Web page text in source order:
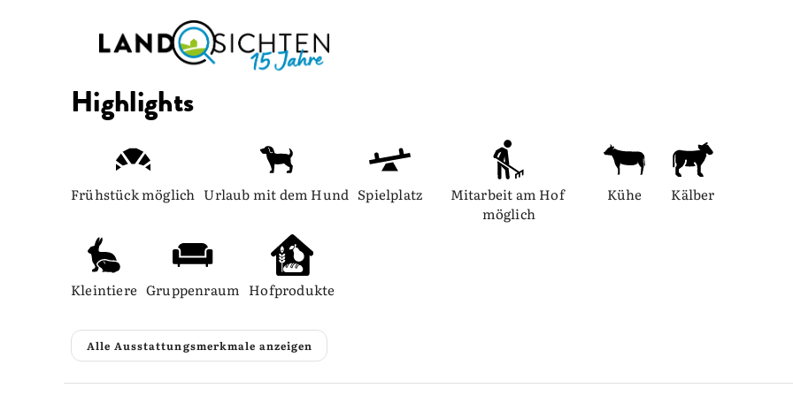
Highlights
Frühstück möglich Urlaub mit dem Hund Spielplatz
Mitarbeit am Hof
möglich
Kühe Kälber
Kleintiere Gruppenraum Hofprodukte
Alle Ausstattungsmerkmale anzeigen